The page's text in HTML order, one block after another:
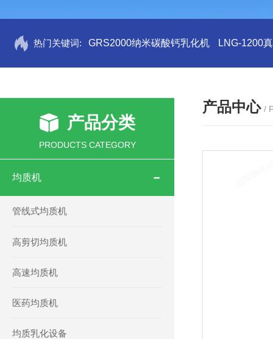
热门关键词: GRS2000纳米碳酸钙乳化机 LNG-1200
产品分类
PRODUCTS CATEGORY
均质机
管线式均质机
高剪切均质机
高速均质机
医药均质机
均质乳化设备
产品中心 /